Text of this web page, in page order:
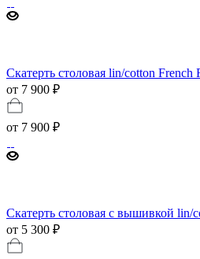
Скатерть столовая lin/cotton French
от 7 900 ₽
от 7 900 ₽
Скатерть столовая с вышивкой lin/
от 5 300 ₽